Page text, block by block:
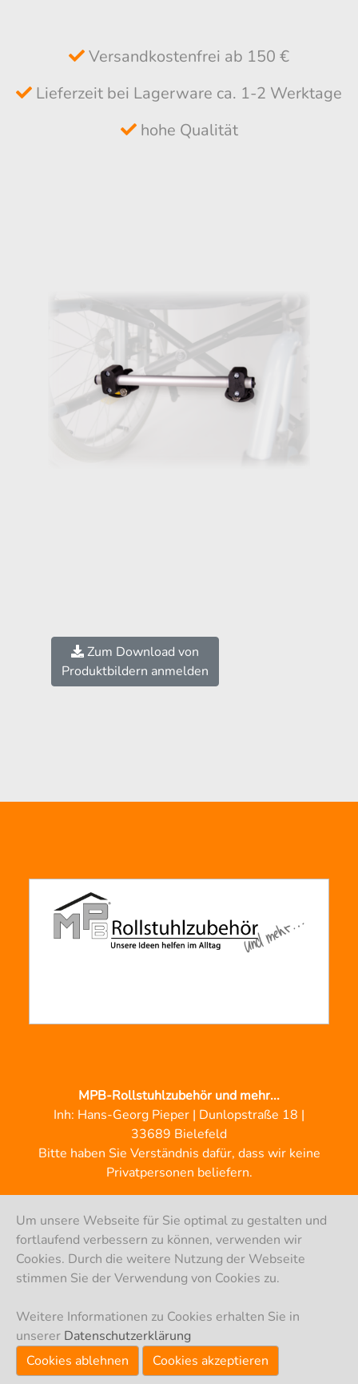
Versandkostenfrei ab 150 €
Lieferzeit bei Lagerware ca. 1-2 Werktage
hohe Qualität
Zum Download von
Produktbildern anmelden
MPB-Rollstuhlzubehör und mehr...
Inh: Hans-Georg Pieper | Dunlopstraße 18 |
33689 Bielefeld
Bitte haben Sie Verständnis dafür, dass wir keine
Privatpersonen beliefern.
© MPB-Pieper 2024
Um unsere Webseite für Sie optimal zu gestalten und
fortlaufend verbessern zu können, verwenden wir
Cookies. Durch die weitere Nutzung der Webseite
stimmen Sie der Verwendung von Cookies zu.
Weitere Informationen zu Cookies erhalten Sie in
unserer Datenschutzerklärung
Cookies ablehnen
Cookies akzeptieren